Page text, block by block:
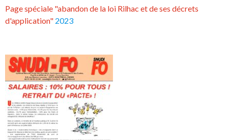
Page spéciale "abandon de la loi Rilhac et de ses décrets
d'application" 2023